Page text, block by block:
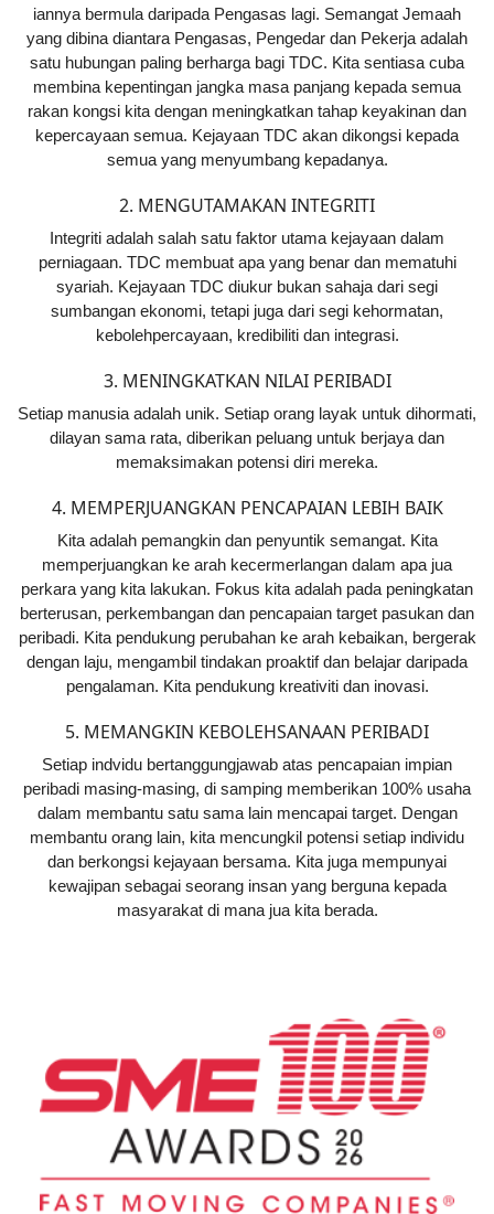
iannya bermula daripada Pengasas lagi. Semangat Jemaah
yang dibina diantara Pengasas, Pengedar dan Pekerja adalah
satu hubungan paling berharga bagi TDC. Kita sentiasa cuba
membina kepentingan jangka masa panjang kepada semua
rakan kongsi kita dengan meningkatkan tahap keyakinan dan
kepercayaan semua. Kejayaan TDC akan dikongsi kepada
semua yang menyumbang kepadanya.
2. MENGUTAMAKAN INTEGRITI
Integriti adalah salah satu faktor utama kejayaan dalam
perniagaan. TDC membuat apa yang benar dan mematuhi
syariah. Kejayaan TDC diukur bukan sahaja dari segi
sumbangan ekonomi, tetapi juga dari segi kehormatan,
kebolehpercayaan, kredibiliti dan integrasi.
3. MENINGKATKAN NILAI PERIBADI
Setiap manusia adalah unik. Setiap orang layak untuk dihormati,
dilayan sama rata, diberikan peluang untuk berjaya dan
memaksimakan potensi diri mereka.
4. MEMPERJUANGKAN PENCAPAIAN LEBIH BAIK
Kita adalah pemangkin dan penyuntik semangat. Kita
memperjuangkan ke arah kecermerlangan dalam apa jua
perkara yang kita lakukan. Fokus kita adalah pada peningkatan
berterusan, perkembangan dan pencapaian target pasukan dan
peribadi. Kita pendukung perubahan ke arah kebaikan, bergerak
dengan laju, mengambil tindakan proaktif dan belajar daripada
pengalaman. Kita pendukung kreativiti dan inovasi.
5. MEMANGKIN KEBOLEHSANAAN PERIBADI
Setiap indvidu bertanggungjawab atas pencapaian impian
peribadi masing-masing, di samping memberikan 100% usaha
dalam membantu satu sama lain mencapai target. Dengan
membantu orang lain, kita mencungkil potensi setiap individu
dan berkongsi kejayaan bersama. Kita juga mempunyai
kewajipan sebagai seorang insan yang berguna kepada
masyarakat di mana jua kita berada.